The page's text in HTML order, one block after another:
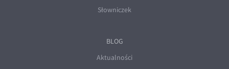
Słowniczek
BLOG
Aktualności